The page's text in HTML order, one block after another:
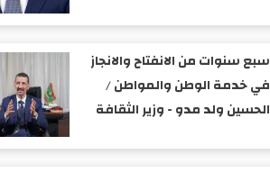
سبع سنوات من الانفتاح والانجاز
في خدمة الوطن والمواطن /
الحسين ولد مدو - وزير الثقافة